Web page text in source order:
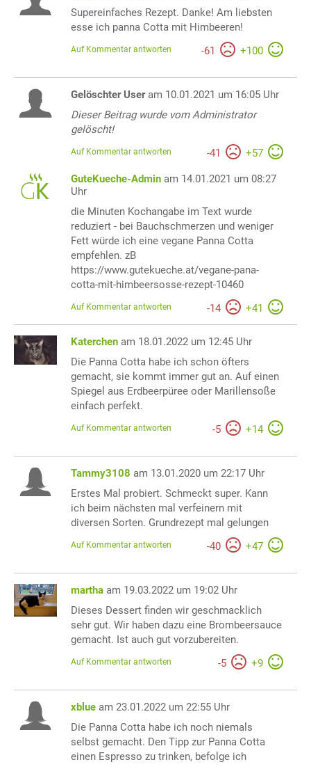
Supereinfaches Rezept. Danke! Am liebsten
esse ich panna Cotta mit Himbeeren!
-61 +100
Auf Kommentar antworten
Gelöschter User am 10.01.2021 um 16:05 Uhr
Dieser Beitrag wurde vom Administrator
gelöscht!
-41 +57
Auf Kommentar antworten
GuteKueche-Admin am 14.01.2021 um 08:27
Uhr
die Minuten Kochangabe im Text wurde
reduziert - bei Bauchschmerzen und weniger
Fett würde ich eine vegane Panna Cotta
empfehlen. zB
https://www.gutekueche.at/vegane-pana-
cotta-mit-himbeersosse-rezept-10460
-14 +41
Auf Kommentar antworten
Katerchen am 18.01.2022 um 12:45 Uhr
Die Panna Cotta habe ich schon öfters
gemacht, sie kommt immer gut an. Auf einen
Spiegel aus Erdbeerpüree oder Marillensoße
einfach perfekt.
-5 +14
Auf Kommentar antworten
Tammy3108 am 13.01.2020 um 22:17 Uhr
Erstes Mal probiert. Schmeckt super. Kann
ich beim nächsten mal verfeinern mit
diversen Sorten. Grundrezept mal gelungen
-40 +47
Auf Kommentar antworten
martha am 19.03.2022 um 19:02 Uhr
Dieses Dessert finden wir geschmacklich
sehr gut. Wir haben dazu eine Brombeersauce
gemacht. Ist auch gut vorzubereiten.
-5 +9
Auf Kommentar antworten
xblue am 23.01.2022 um 22:55 Uhr
Die Panna Cotta habe ich noch niemals
selbst gemacht. Den Tipp zur Panna Cotta
einen Espresso zu trinken, befolge ich